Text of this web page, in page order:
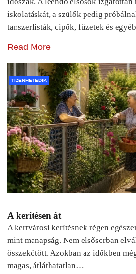
iskolatáskát, a szülők pedig
tanszerlisták, cipők, füzetek és
Read More
TIZENHETEDIK
A kerítésen át
A kertvárosi kerítésnek régen
mint manapság. Nem elsősorban
összekötött. Azokban az időkben
magas, átláthatatlan…